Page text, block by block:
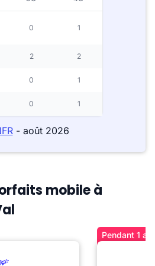
0 1
2 2
0 1
0 1
- août 2026
mobile à
Pendant 1